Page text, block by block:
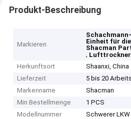
Produkt-Beschreibung
Markieren
Einheit für
Shacman
,
Herkunftsort
Shaanxi, China
Lieferzeit
5 bis 20
Markenname
Shacman
Min Bestellmenge
1 PCS
Modellnummer
Schwerer LKW